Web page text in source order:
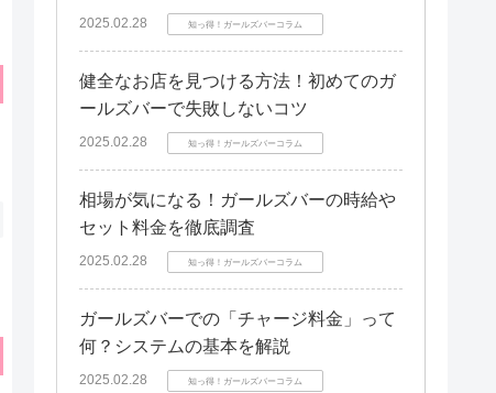
2025.02.28 知っ得！ガールズバーコラム
健全なお店を見つける方法！初めてのガ
ールズバーで失敗しないコツ
2025.02.28 知っ得！ガールズバーコラム
相場が気になる！ガールズバーの時給や
セット料金を徹底調査
2025.02.28 知っ得！ガールズバーコラム
ガールズバーでの「チャージ料金」って
何？システムの基本を解説
2025.02.28 知っ得！ガールズバーコラム